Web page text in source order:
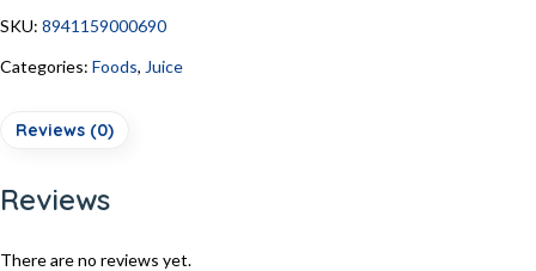
SKU: 8941159000690
Categories: Foods, Juice
Reviews (0)
Reviews
There are no reviews yet.